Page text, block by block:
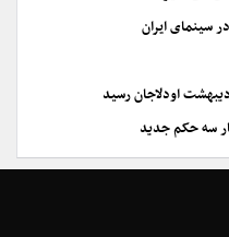
سینمای ایران
اودلاجان رسید
سه حکم جدید